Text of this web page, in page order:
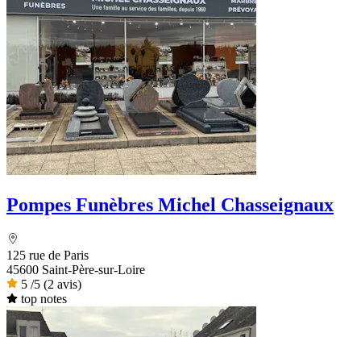
Pompes Funèbres Michel Chasseignaux
125 rue de Paris
45600 Saint-Père-sur-Loire
5 /5 (2 avis)
top notes